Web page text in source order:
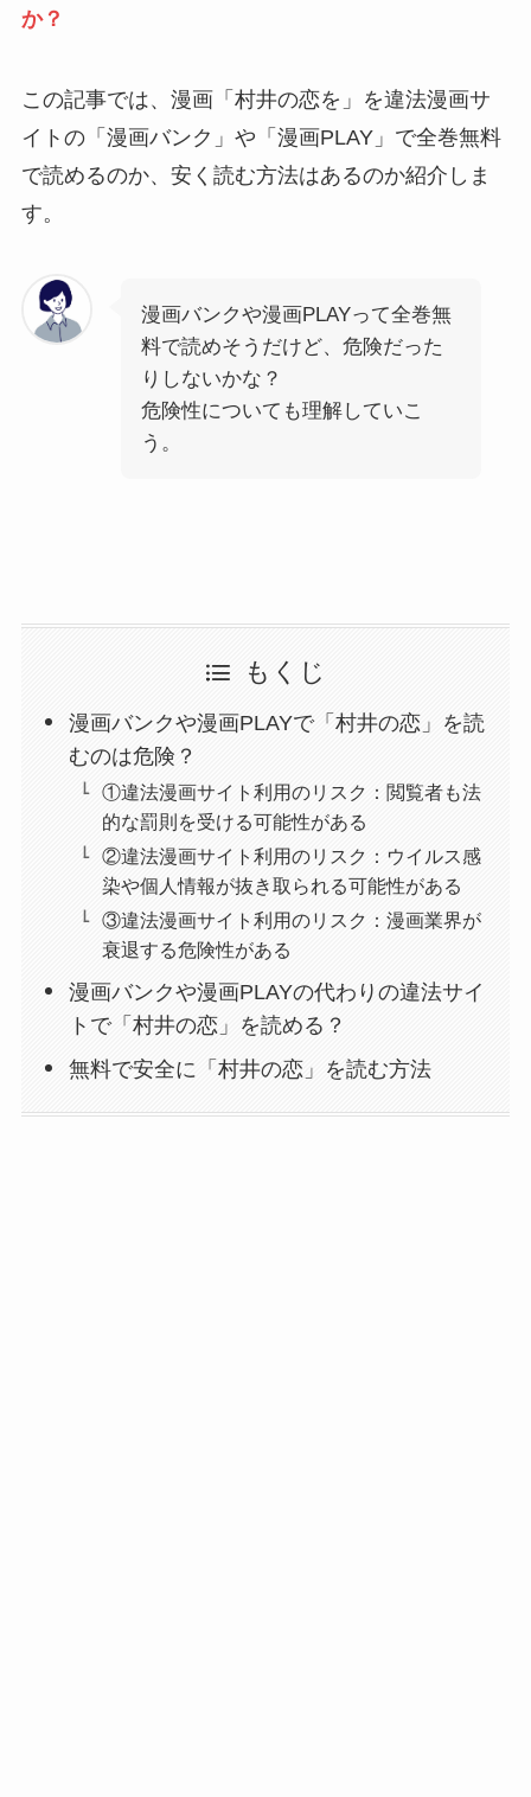
か？
この記事では、漫画「村井の恋を」を違法漫画サ
イトの「漫画バンク」や「漫画PLAY」で全巻無料
で読めるのか、安く読む方法はあるのか紹介しま
す。
漫画バンクや漫画PLAYって全巻無
料で読めそうだけど、危険だった
りしないかな？
危険性についても理解していこ
う。
もくじ
漫画バンクや漫画PLAYで「村井の恋」を読
むのは危険？
①違法漫画サイト利用のリスク：閲覧者も法
的な罰則を受ける可能性がある
②違法漫画サイト利用のリスク：ウイルス感
染や個人情報が抜き取られる可能性がある
③違法漫画サイト利用のリスク：漫画業界が
衰退する危険性がある
漫画バンクや漫画PLAYの代わりの違法サイ
トで「村井の恋」を読める？
無料で安全に「村井の恋」を読む方法